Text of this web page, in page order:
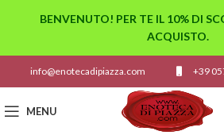
info@enotecadipiazza.com +39
MENU
BENVENUTO! PER TE IL 10% DI
ACQUISTO.